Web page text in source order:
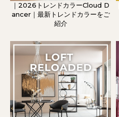
｜2026トレンドカラーCloud D
ancer｜最新トレンドカラーをご
紹介